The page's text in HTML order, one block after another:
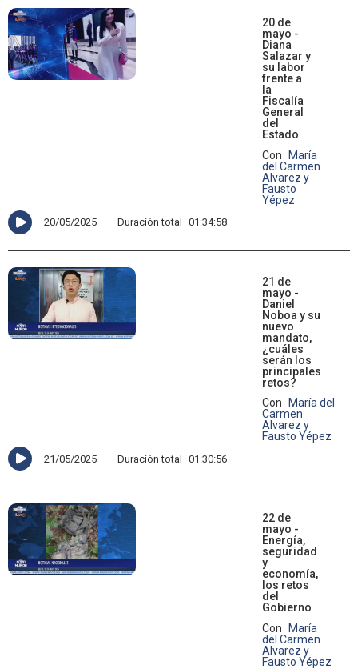
20 de
mayo -
Diana
Salazar y
su labor
frente a
la
Fiscalía
General
del
Estado
Con
María
del Carmen
Alvarez y
Fausto
Yépez
20/05/2025 Duración total 01:34:58
21 de
mayo -
Daniel
Noboa y su
nuevo
mandato,
¿cuáles
serán los
principales
retos?
Con
María del
Carmen
Alvarez y
Fausto Yépez
21/05/2025 Duración total 01:30:56
22 de
mayo -
Energía,
seguridad
y
economía,
los retos
del
Gobierno
Con
María
del Carmen
Alvarez y
Fausto Yépez